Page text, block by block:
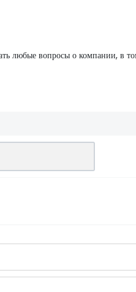
любые вопросы о компании, в